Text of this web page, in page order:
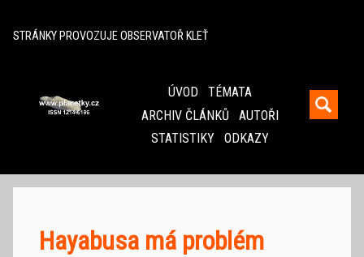
STRÁNKY PROVOZUJE OBSERVATOŘ KLEŤ
ÚVOD
TÉMATA
ARCHIV ČLÁNKŮ
AUTOŘI
STATISTIKY
ODKAZY
Hayabusa má problém